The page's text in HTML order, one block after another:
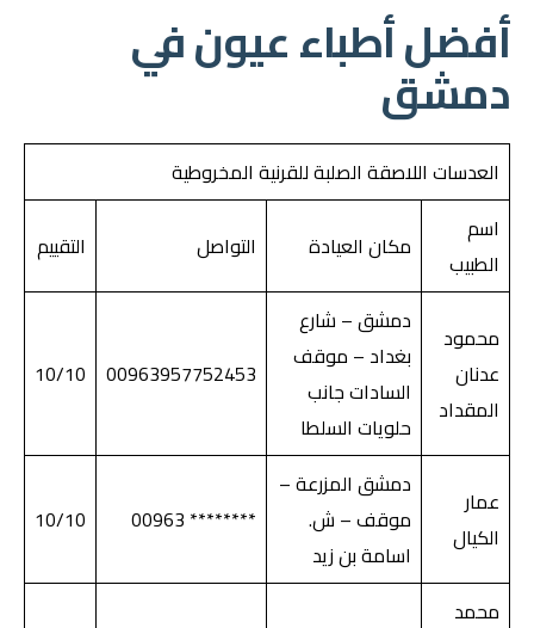
أفضل أطباء عيون في
دمشق
العدسات اللاصقة الصلبة للقرنية المخروطية
اسم
الطبيب
مكان العيادة التواصل التقييم
محمود
عدنان
المقداد
دمشق – شارع
بغداد – موقف
السادات جانب
حلويات السلطا
00963957752453
10/10
عمار
الكيال
دمشق المزرعة –
موقف – ش.
اسامة بن زيد
******** 00963
10/10
محمد